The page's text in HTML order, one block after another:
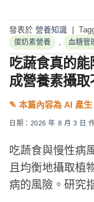
發表於 營養知識
蛋奶素營養 , 血糖管
吃蔬食真的
成營養素攝取
日期： 2026 年 8 月 3 日
吃蔬食與慢性病
且均衡地攝取植
病的風險。研究